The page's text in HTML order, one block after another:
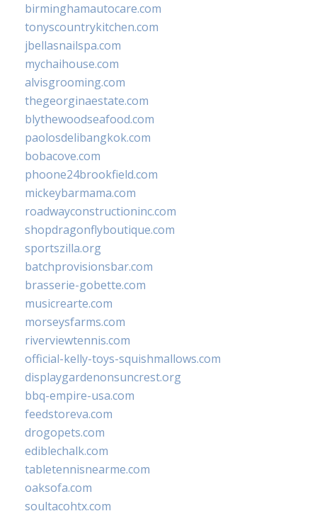
birminghamautocare.com
tonyscountrykitchen.com
jbellasnailspa.com
mychaihouse.com
alvisgrooming.com
thegeorginaestate.com
blythewoodseafood.com
paolosdelibangkok.com
bobacove.com
phoone24brookfield.com
mickeybarmama.com
roadwayconstructioninc.com
shopdragonflyboutique.com
sportszilla.org
batchprovisionsbar.com
brasserie-gobette.com
musicrearte.com
morseysfarms.com
riverviewtennis.com
official-kelly-toys-squishmallows.com
displaygardenonsuncrest.org
bbq-empire-usa.com
feedstoreva.com
drogopets.com
ediblechalk.com
tabletennisnearme.com
oaksofa.com
soultacohtx.com